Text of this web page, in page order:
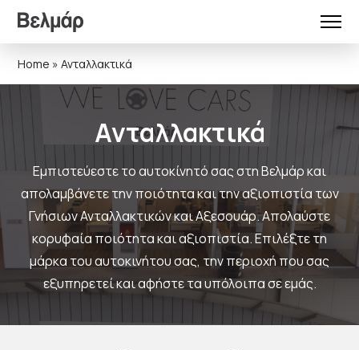
Home » Ανταλλακτικά
Ανταλλακτικά
Εμπιστεύεστε το αυτοκίνητό σας στη Βελμάρ και
απολαμβάνετε την ποιότητα και την αξιοπιστία των
Γνήσιων Ανταλλακτικών και Αξεσουάρ. Απολαύστε
κορυφαία ποιότητα και αξιοπιστία. Επιλέξτε τη
μάρκα του αυτοκινήτου σας, την περιοχή που σας
εξυπηρετεί και αφήστε τα υπόλοιπα σε εμάς.